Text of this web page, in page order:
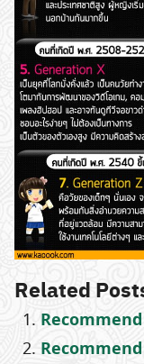
Related
Recommend
Recommend